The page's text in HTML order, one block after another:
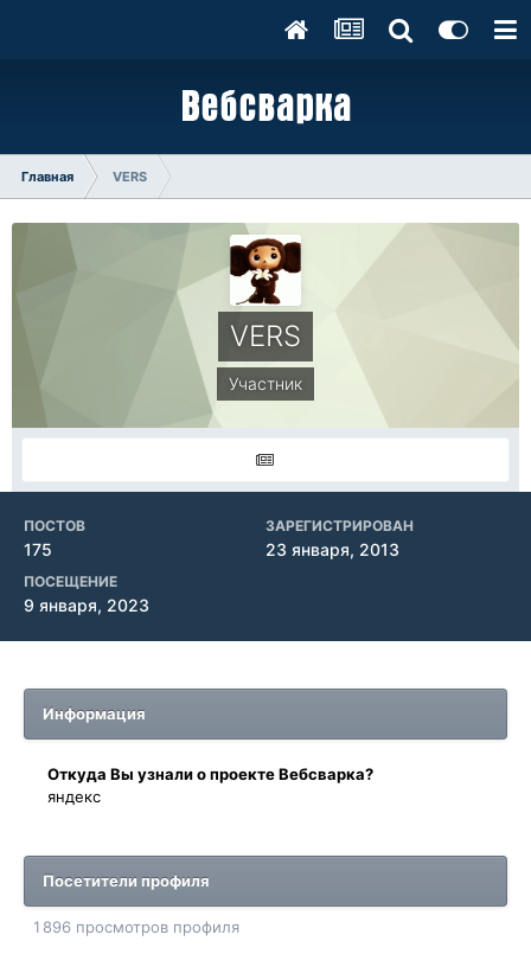
Главная VERS
VERS
Участник
ПОСТОВ
175
ЗАРЕГИСТРИРОВАН
23 января, 2013
ПОСЕЩЕНИЕ
9 января, 2023
Информация
Oткyдa Вы узнaли o проекте Вебсварка?
яндекс
Посетители профиля
1 896 просмотров профиля